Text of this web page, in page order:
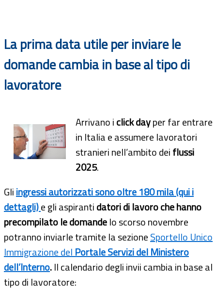
La prima data utile per inviare le
domande cambia in base al tipo di
lavoratore
Arrivano iclick dayper far entrare
in Italia e assumere lavoratori
stranieri nell’ambito deiflussi
2025.
Gliingressi autorizzati sono oltre 180 mila (qui i
dettagli)e gli aspirantidatori di lavoro che hanno
precompilato le domandelo scorso novembre
potranno inviarle tramite la sezioneSportello Unico
Immigrazione del Portale Servizi del Ministero
dell’Interno.Il calendario degli invii cambia in base al
tipo di lavoratore: